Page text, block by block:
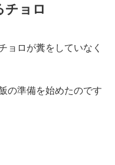
チョロ
ョロが糞をしていなく
の準備を始めたのです